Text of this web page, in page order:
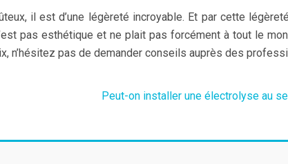
il est d’une légèreté incroyable. Et par cette
pas esthétique et ne plait pas forcément à tout le
n’hésitez pas de demander conseils auprès des
Peut-on installer une électrolyse au